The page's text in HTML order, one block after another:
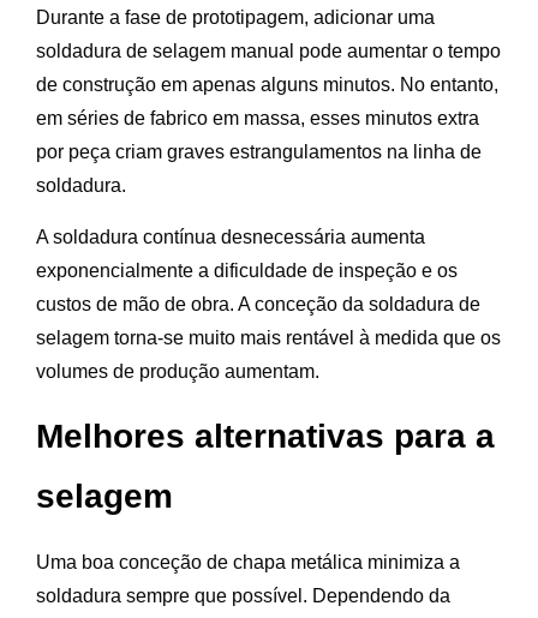
Durante a fase de prototipagem, adicionar uma
soldadura de selagem manual pode aumentar o tempo
de construção em apenas alguns minutos. No entanto,
em séries de fabrico em massa, esses minutos extra
por peça criam graves estrangulamentos na linha de
soldadura.
A soldadura contínua desnecessária aumenta
exponencialmente a dificuldade de inspeção e os
custos de mão de obra. A conceção da soldadura de
selagem torna-se muito mais rentável à medida que os
volumes de produção aumentam.
Melhores alternativas para a
selagem
Uma boa conceção de chapa metálica minimiza a
soldadura sempre que possível. Dependendo da